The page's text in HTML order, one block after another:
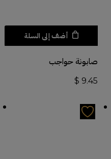
أضف إلى السلة
صابونة حواجب
$ 9.45